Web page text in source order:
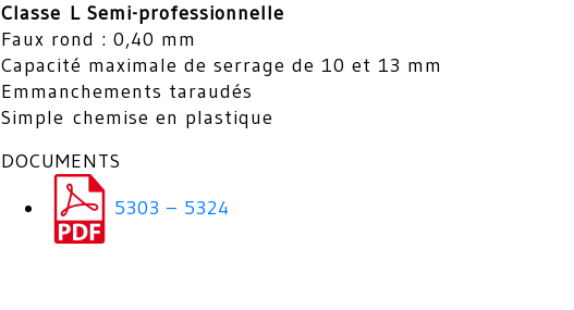
Classe L Semi-professionnelle
Faux rond : 0,40 mm
Capacité maximale de serrage de 10 et 13 mm
Emmanchements taraudés
Simple chemise en plastique
DOCUMENTS
5303 – 5324